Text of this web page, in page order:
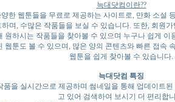
늑대닷컴이란??
한 웹툰들을 무료로 제공하는 사이트로, 만화 소설
며, 수많은 작품들을 보실 수 있습니다. 또한, 회원
원하시는 작품들을 찾아볼 수 있으며 누구나 쉽게
웹툰도 볼 수 있으며, 많은 양의 콘텐츠와 빠른 접속
웹툰을 쉽게 찾아볼 수 있습니다.
늑대닷컴 특징
품을 실시간으로 제공하며 썸네일을 통해 업데이트
고 있어 검색하여 보시기 더 편리합